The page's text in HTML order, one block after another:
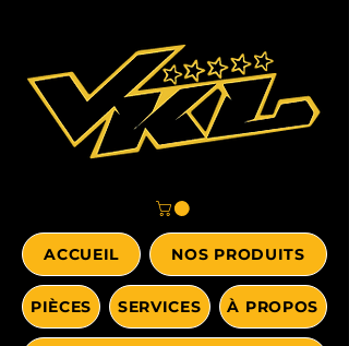
ACCUEIL NOS PRODUITS
PIÈCES SERVICES À PROPOS